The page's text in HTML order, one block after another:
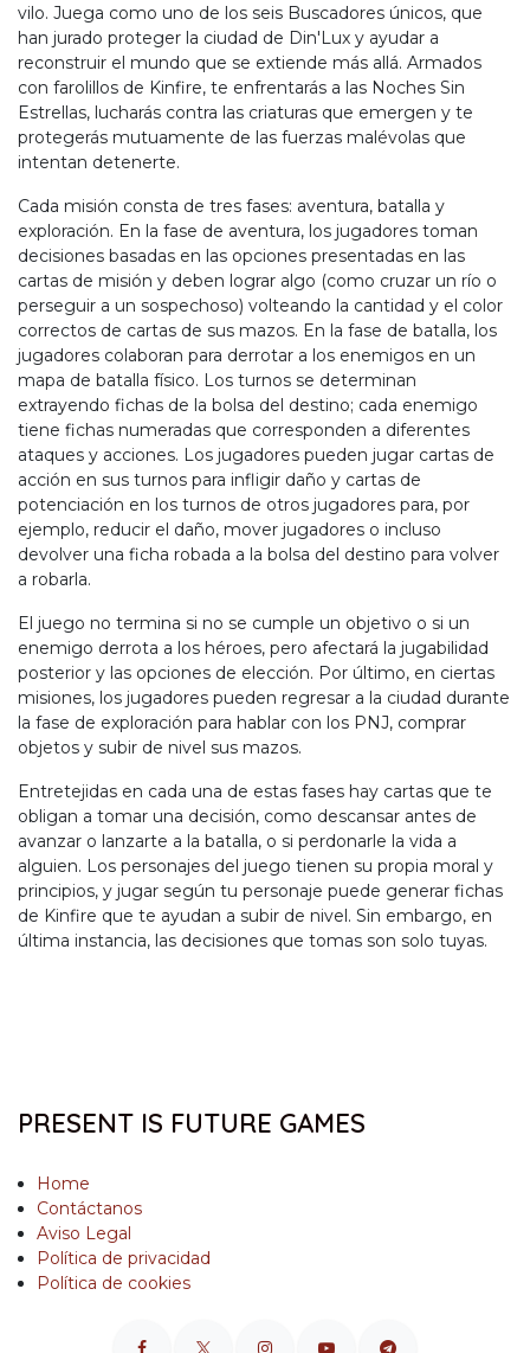
vilo. Juega como uno de los seis Buscadores únicos, que
han jurado proteger la ciudad de Din'Lux y ayudar a
reconstruir el mundo que se extiende más allá. Armados
con farolillos de Kinfire, te enfrentarás a las Noches Sin
Estrellas, lucharás contra las criaturas que emergen y te
protegerás mutuamente de las fuerzas malévolas que
intentan detenerte.
Cada misión consta de tres fases: aventura, batalla y
exploración. En la fase de aventura, los jugadores toman
decisiones basadas en las opciones presentadas en las
cartas de misión y deben lograr algo (como cruzar un río o
perseguir a un sospechoso) volteando la cantidad y el color
correctos de cartas de sus mazos. En la fase de batalla, los
jugadores colaboran para derrotar a los enemigos en un
mapa de batalla físico. Los turnos se determinan
extrayendo fichas de la bolsa del destino; cada enemigo
tiene fichas numeradas que corresponden a diferentes
ataques y acciones. Los jugadores pueden jugar cartas de
acción en sus turnos para infligir daño y cartas de
potenciación en los turnos de otros jugadores para, por
ejemplo, reducir el daño, mover jugadores o incluso
devolver una ficha robada a la bolsa del destino para volver
a robarla.
El juego no termina si no se cumple un objetivo o si un
enemigo derrota a los héroes, pero afectará la jugabilidad
posterior y las opciones de elección. Por último, en ciertas
misiones, los jugadores pueden regresar a la ciudad durante
la fase de exploración para hablar con los PNJ, comprar
objetos y subir de nivel sus mazos.
Entretejidas en cada una de estas fases hay cartas que te
obligan a tomar una decisión, como descansar antes de
avanzar o lanzarte a la batalla, o si perdonarle la vida a
alguien. Los personajes del juego tienen su propia moral y
principios, y jugar según tu personaje puede generar fichas
de Kinfire que te ayudan a subir de nivel. Sin embargo, en
última instancia, las decisiones que tomas son solo tuyas.
PRESENT IS FUTURE GAMES
Home
Contáctanos
Aviso Legal
Política de privacidad
Política de cookies